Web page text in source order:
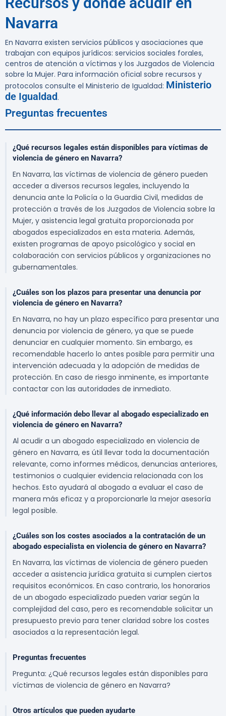
Navarra
En Navarra existen servicios públicos y asociaciones que
trabajan con equipos jurídicos: servicios sociales forales,
centros de atención a víctimas y los Juzgados de Violencia
sobre la Mujer. Para información oficial sobre recursos y
protocolos consulte el Ministerio de Igualdad: Ministerio
de Igualdad.
Preguntas frecuentes
¿Qué recursos legales están disponibles para víctimas de
violencia de género en Navarra?
En Navarra, las víctimas de violencia de género pueden
acceder a diversos recursos legales, incluyendo la
denuncia ante la Policía o la Guardia Civil, medidas de
protección a través de los Juzgados de Violencia sobre la
Mujer, y asistencia legal gratuita proporcionada por
abogados especializados en esta materia. Además,
existen programas de apoyo psicológico y social en
colaboración con servicios públicos y organizaciones no
gubernamentales.
¿Cuáles son los plazos para presentar una denuncia por
violencia de género en Navarra?
En Navarra, no hay un plazo específico para presentar una
denuncia por violencia de género, ya que se puede
denunciar en cualquier momento. Sin embargo, es
recomendable hacerlo lo antes posible para permitir una
intervención adecuada y la adopción de medidas de
protección. En caso de riesgo inminente, es importante
contactar con las autoridades de inmediato.
¿Qué información debo llevar al abogado especializado en
violencia de género en Navarra?
Al acudir a un abogado especializado en violencia de
género en Navarra, es útil llevar toda la documentación
relevante, como informes médicos, denuncias anteriores,
testimonios o cualquier evidencia relacionada con los
hechos. Esto ayudará al abogado a evaluar el caso de
manera más eficaz y a proporcionarle la mejor asesoría
legal posible.
¿Cuáles son los costes asociados a la contratación de un
abogado especialista en violencia de género en Navarra?
En Navarra, las víctimas de violencia de género pueden
acceder a asistencia jurídica gratuita si cumplen ciertos
requisitos económicos. En caso contrario, los honorarios
de un abogado especializado pueden variar según la
complejidad del caso, pero es recomendable solicitar un
presupuesto previo para tener claridad sobre los costes
asociados a la representación legal.
Preguntas frecuentes
Pregunta: ¿Qué recursos legales están disponibles para
víctimas de violencia de género en Navarra?
Otros artículos que pueden ayudarte